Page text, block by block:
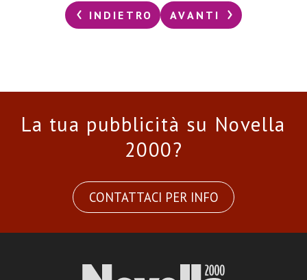
INDIETRO AVANTI
La tua pubblicità su Novella
2000?
CONTATTACI PER INFO